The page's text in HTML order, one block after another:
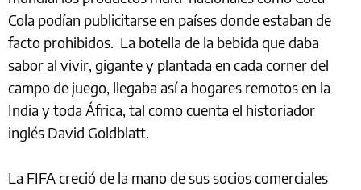
Cola podían publicitarse en países donde estaban de
facto prohibidos. La botella de la bebida que daba
sabor al vivir, gigante y plantada en cada corner del
campo de juego, llegaba así a hogares remotos en la
India y toda África, tal como cuenta el historiador
inglés David Goldblatt.
La FIFA creció de la mano de sus socios comerciales